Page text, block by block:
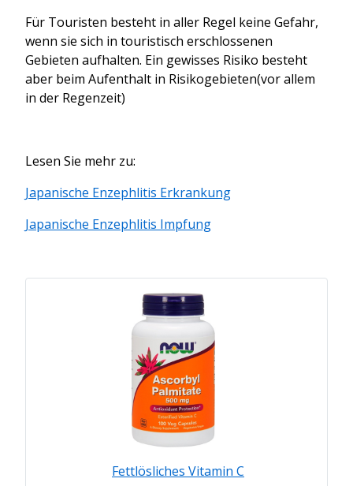
Für Touristen besteht in aller Regel keine Gefahr,
wenn sie sich in touristisch erschlossenen
Gebieten aufhalten. Ein gewisses Risiko besteht
aber beim Aufenthalt in Risikogebieten(vor allem
in der Regenzeit)
Lesen Sie mehr zu:
Japanische Enzephlitis Erkrankung
Japanische Enzephlitis Impfung
Fettlösliches Vitamin C